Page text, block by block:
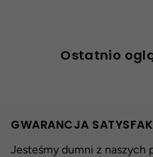
Ostatnio
GWARANCJA
Jesteśmy dumni z naszych